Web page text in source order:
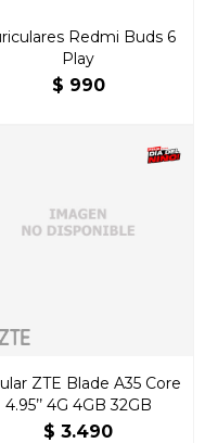
Redmi Buds 6
Play
$ 990
ZTE Blade A35 Core
4.95’’ 4G 4GB 32GB
$ 3.490